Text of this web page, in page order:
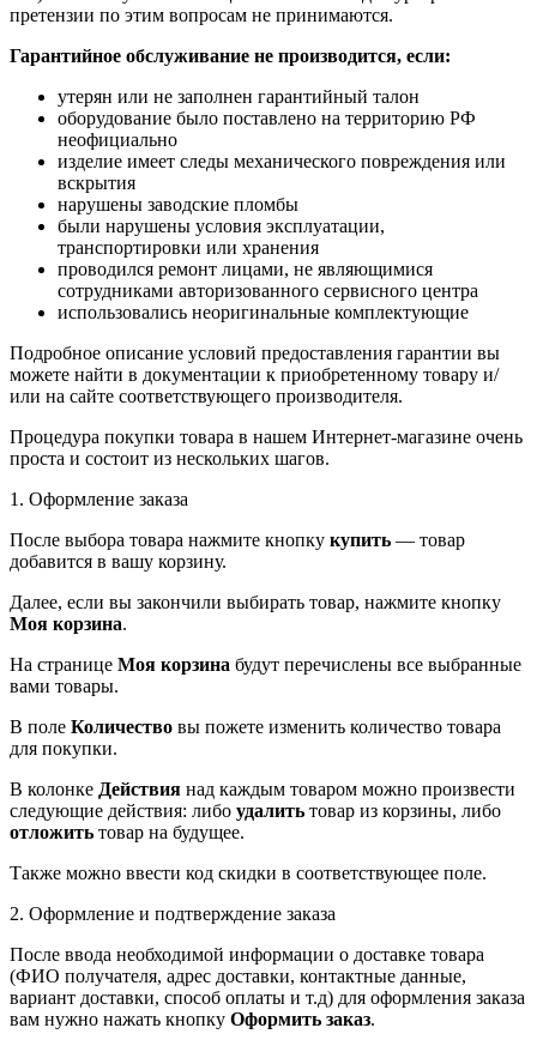
претензии по этим вопросам не принимаются.
Гарантийное обслуживание не производится, если:
утерян или не заполнен гарантийный талон
оборудование было поставлено на территорию РФ
неофициально
изделие имеет следы механического повреждения или
вскрытия
нарушены заводские пломбы
были нарушены условия эксплуатации,
транспортировки или хранения
проводился ремонт лицами, не являющимися
сотрудниками авторизованного сервисного центра
использовались неоригинальные комплектующие
Подробное описание условий предоставления гарантии вы
можете найти в документации к приобретенному товару и/
или на сайте соответствующего производителя.
Процедура покупки товара в нашем Интернет-магазине очень
проста и состоит из нескольких шагов.
1. Оформление заказа
После выбора товара нажмите кнопку купить — товар
добавится в вашу корзину.
Далее, если вы закончили выбирать товар, нажмите кнопку
Моя корзина.
На странице Моя корзина будут перечислены все выбранные
вами товары.
В поле Количество вы пожете изменить количество товара
для покупки.
В колонке Действия над каждым товаром можно произвести
следующие действия: либо удалить товар из корзины, либо
отложить товар на будущее.
Также можно ввести код скидки в соответствующее поле.
2. Оформление и подтверждение заказа
После ввода необходимой информации о доставке товара
(ФИО получателя, адрес доставки, контактные данные,
вариант доставки, способ оплаты и т.д) для оформления заказа
вам нужно нажать кнопку Оформить заказ.